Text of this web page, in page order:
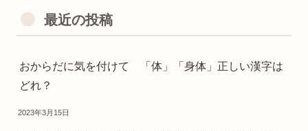
最近の投稿
おからだに気を付けて 「体」「身体」正しい漢字は
どれ？
2023年3月15日